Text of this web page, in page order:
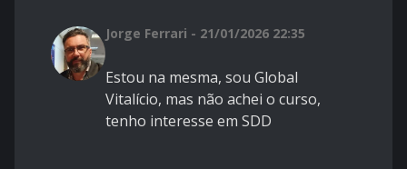
Jorge Ferrari - 21/01/2026 22:35
Estou na mesma, sou Global
Vitalício, mas não achei o curso,
tenho interesse em SDD